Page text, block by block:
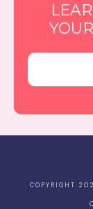
COPYRIGHT